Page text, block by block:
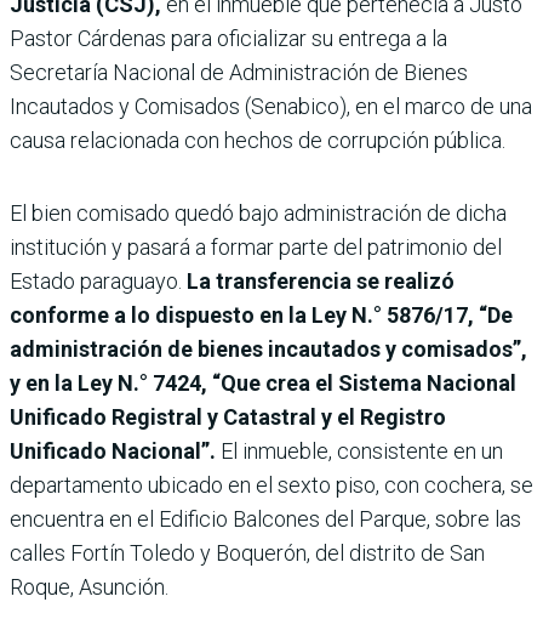
Pastor Cárdenas para oficializar su entrega a la
Secretaría Nacional de Administración de Bienes
Incautados y Comisados (Senabico), en el marco de una
causa relacionada con hechos de corrupción pública.
El bien comisado quedó bajo administración de dicha
institución y pasará a formar parte del patrimonio del
Estado paraguayo. La transferencia se realizó
conforme a lo dispuesto en la Ley N.° 5876/17, “De
administración de bienes incautados y comisados”,
y en la Ley N.° 7424, “Que crea el Sistema Nacional
Unificado Registral y Catastral y el Registro
Unificado Nacional”. El inmueble, consistente en un
departamento ubicado en el sexto piso, con cochera, se
encuentra en el Edificio Balcones del Parque, sobre las
calles Fortín Toledo y Boquerón, del distrito de San
Roque, Asunción.